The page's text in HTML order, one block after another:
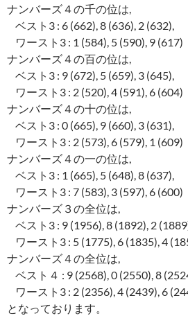
ナンバーズ４の千の位は,
ベスト3 : 6 (662), 8 (636), 2 (632),
ワースト3 : 1 (584), 5 (590), 9 (617)
ナンバーズ４の百の位は,
ベスト3 : 9 (672), 5 (659), 3 (645),
ワースト3 : 2 (520), 4 (591), 6 (604)
ナンバーズ４の十の位は,
ベスト3 : 0 (665), 9 (660), 3 (631),
ワースト3 : 2 (573), 6 (579), 1 (609)
ナンバーズ４の一の位は,
ベスト3 : 1 (665), 5 (648), 8 (637),
ワースト3 : 7 (583), 3 (597), 6 (600)
ナンバーズ３の全位は,
ベスト3 : 9 (1956), 8 (1892), 2
ワースト3 : 5 (1775), 6 (1835), 4
ナンバーズ４の全位は,
ベスト４ : 9 (2568), 0 (2550), 8
ワースト3 : 2 (2356), 4 (2439), 6
となっております。